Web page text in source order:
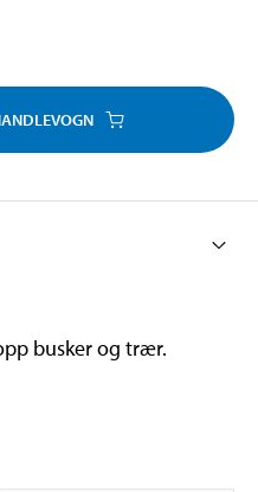
busker og trær.